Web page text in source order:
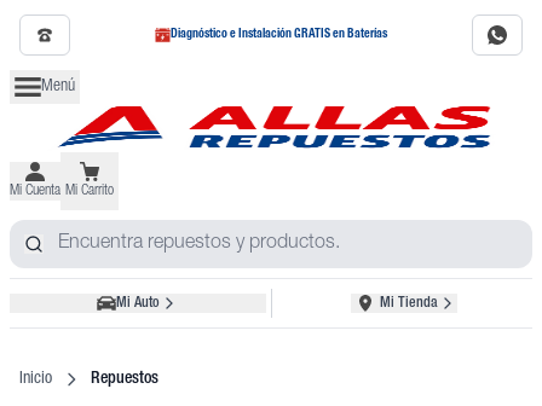
Diagnóstico e Instalación GRATIS en Baterías
Menú
Mi Cuenta Mi Carrito
Mi Auto Mi Tienda
Inicio Repuestos